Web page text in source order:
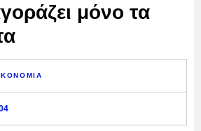
μόνο τα